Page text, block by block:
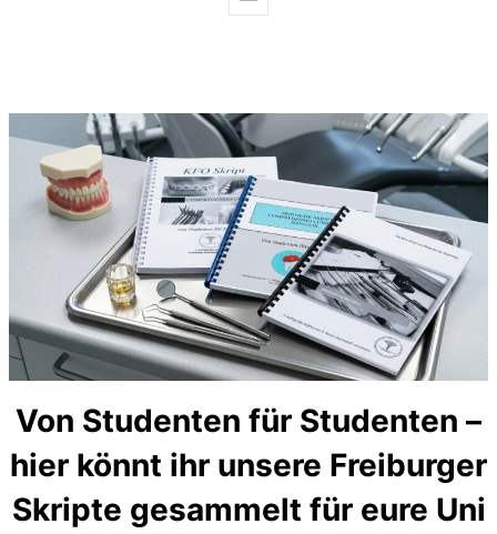
Von Studenten für Studenten –
hier könnt ihr unsere Freiburger
Skripte gesammelt für eure Uni